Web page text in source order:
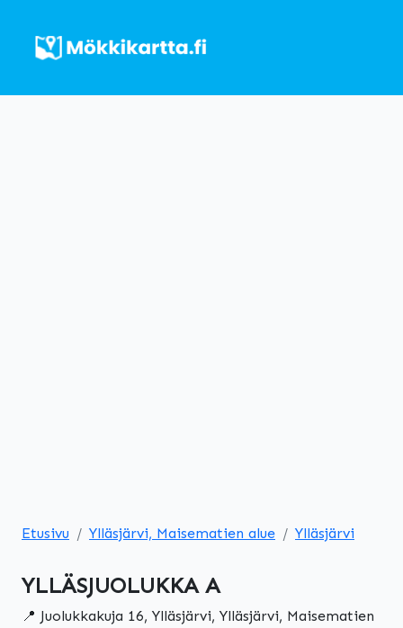
Etusivu Ylläsjärvi, Maisematien alue Ylläsjärvi
YLLÄSJUOLUKKA A
📍 Juolukkakuja 16, Ylläsjärvi, Ylläsjärvi, Maisematien